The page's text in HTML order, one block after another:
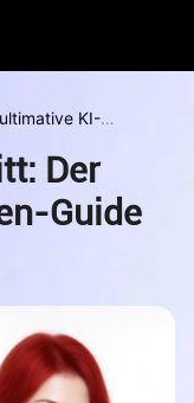
KI-
Der
Guide